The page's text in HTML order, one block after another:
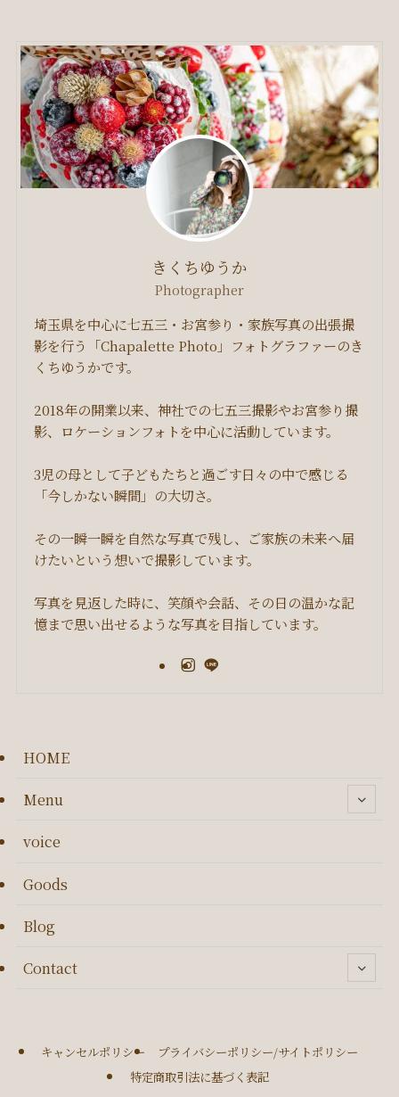
きくちゆうか
Photographer
埼玉県を中心に七五三・お宮参り・家族写真の出張撮
影を行う「Chapalette Photo」フォトグラファーのき
くちゆうかです。
2018年の開業以来、神社での七五三撮影やお宮参り撮
影、ロケーションフォトを中心に活動しています。
3児の母として子どもたちと過ごす日々の中で感じる
「今しかない瞬間」の大切さ。
その一瞬一瞬を自然な写真で残し、ご家族の未来へ届
けたいという想いで撮影しています。
写真を見返した時に、笑顔や会話、その日の温かな記
憶まで思い出せるような写真を目指しています。
HOME
Menu
voice
Goods
Blog
Contact
キャンセルポリシー
プライバシーポリシー/サイトポリシー
特定商取引法に基づく表記